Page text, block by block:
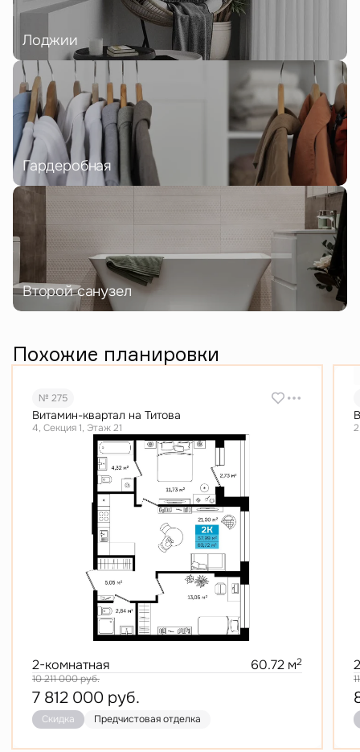
Лоджии
Гардеробная
Второй санузел
Похожие планировки
№ 275
Витамин-квартал на Титова
4, Секция 1, Этаж 21
2-комнатная 60.72 м2
10 211 000руб.
7 812 000 руб.
Скидка Предчистовая отделка